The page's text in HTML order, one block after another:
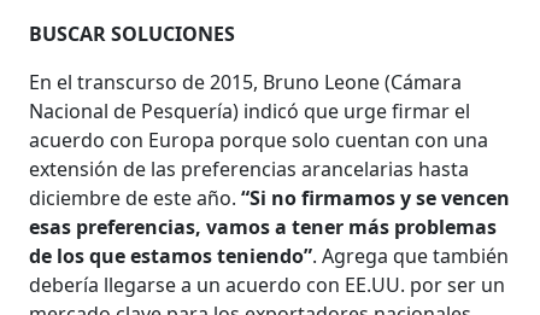
BUSCAR SOLUCIONES
En el transcurso de 2015, Bruno Leone (Cámara
Nacional de Pesquería) indicó que urge firmar el
acuerdo con Europa porque solo cuentan con una
extensión de las preferencias arancelarias hasta
diciembre de este año.“Si no firmamos y se vencen
esas preferencias, vamos a tener más problemas
de los que estamos teniendo”. Agrega que también
debería llegarse a un acuerdo con EE.UU. por ser un